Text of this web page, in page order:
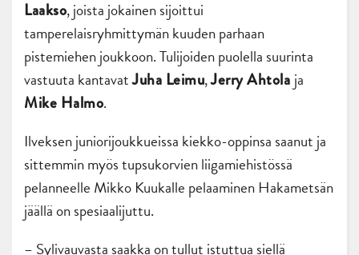
Laakso, joista jokainen sijoittui
tamperelaisryhmittymän kuuden parhaan
pistemiehen joukkoon. Tulijoiden puolella suurinta
vastuuta kantavatJuha Leimu,Jerry Ahtola ja
Mike Halmo.
Ilveksen juniorijoukkueissa kiekko-oppinsa saanut ja
sittemmin myös tupsukorvien liigamiehistössä
pelanneelle Mikko Kuukalle pelaaminen Hakametsän
jäällä on spesiaalijuttu.
– Sylivauvasta saakka on tullut istuttua siellä